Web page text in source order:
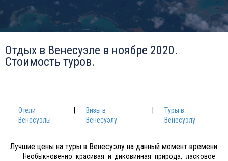
Отдых в Венесуэле в ноябре 2020.
Стоимость туров.
Отели
Венесуэлы
Визы в
Венесуэлу
Туры в
Венесуэлу
Лучшие цены на туры в Венесуэлу на данный момент времени:
Необыкновенно красивая и диковинная природа, ласковое